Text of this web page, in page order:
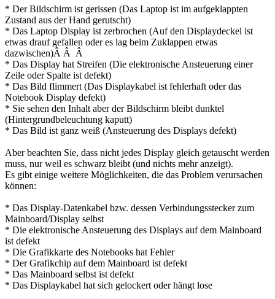
* Der Bildschirm ist gerissen (Das Laptop ist im aufgeklappten
Zustand aus der Hand gerutscht)
* Das Laptop Display ist zerbrochen (Auf den Displaydeckel ist
etwas drauf gefallen oder es lag beim Zuklappen etwas
dazwischen)Â Â Â
* Das Display hat Streifen (Die elektronische Ansteuerung einer
Zeile oder Spalte ist defekt)
* Das Bild flimmert (Das Displaykabel ist fehlerhaft oder das
Notebook Display defekt)
* Sie sehen den Inhalt aber der Bildschirm bleibt dunktel
(Hintergrundbeleuchtung kaputt)
* Das Bild ist ganz weiß (Ansteuerung des Displays defekt)
Aber beachten Sie, dass nicht jedes Display gleich getauscht werden
muss, nur weil es schwarz bleibt (und nichts mehr anzeigt).
Es gibt einige weitere Möglichkeiten, die das Problem verursachen
können:
* Das Display-Datenkabel bzw. dessen Verbindungsstecker zum
Mainboard/Display selbst
* Die elektronische Ansteuerung des Displays auf dem Mainboard
ist defekt
* Die Grafikkarte des Notebooks hat Fehler
* Der Grafikchip auf dem Mainboard ist defekt
* Das Mainboard selbst ist defekt
* Das Displaykabel hat sich gelockert oder hängt lose